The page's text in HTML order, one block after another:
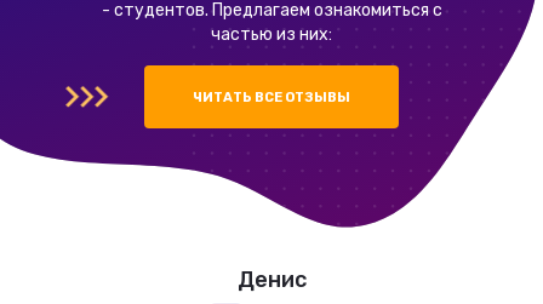
- студентов. Предлагаем ознакомиться с
частью из них:
ЧИТАТЬ ВСЕ ОТЗЫВЫ
Денис